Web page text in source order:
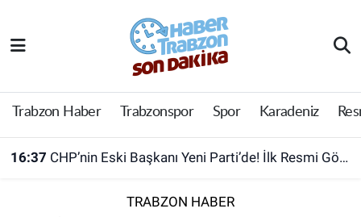
Trabzon Haber Trabzonspor Spor Karadeniz
16:37 CHP’nin Eski Başkanı Yeni Parti’de! İlk Resmi Görev Geldi
TRABZON HABER
Trabzon Haber
Trabzonspor
Trabzon Nöbetçi Eczaneler
Trabzon Hava Durumu